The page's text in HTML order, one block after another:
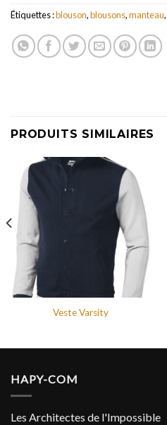
Étiquettes :blouson,blousons,manteau,
PRODUITS SIMILAIRES
Veste Varsity
HAPY-COM
Les Architectes de l'Impossible